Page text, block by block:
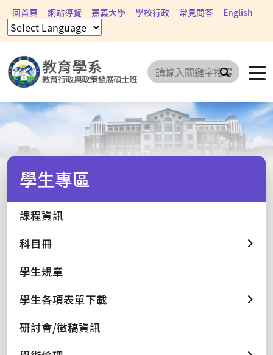
回首頁 網站導覽 嘉義大學 學校行政 常見問答 English
搜尋
學生專區
課程資訊
科目冊
學生規章
學生各項表單下載
研討會/徵稿資訊